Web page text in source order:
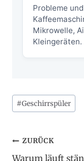
Probleme
Mikrowelle,
Kleingeräten.
Schlagworte:
#Geschirrspüler
ZURÜCK
Warum läuft